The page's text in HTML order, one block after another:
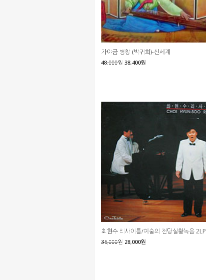
가야금 병창 (박귀희)-신세계
48,000원 38,400원
최현수 리사이틀/예술의 전당실황녹음 2LP
35,000원 28,000원